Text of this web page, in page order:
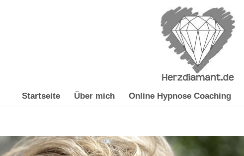
Startseite Über mich Online Hypnose Coaching